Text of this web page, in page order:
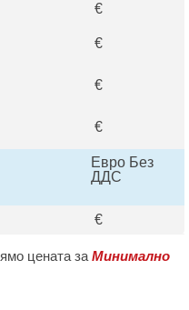
€
€
€
€
Евро Без
ДДС
€
цената за Минимално